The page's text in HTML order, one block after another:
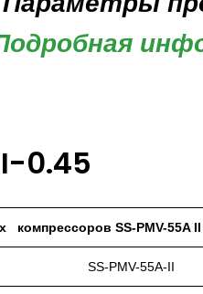
0.45
компрессоров SS-PMV-55A II
SS-PMV-55A-II